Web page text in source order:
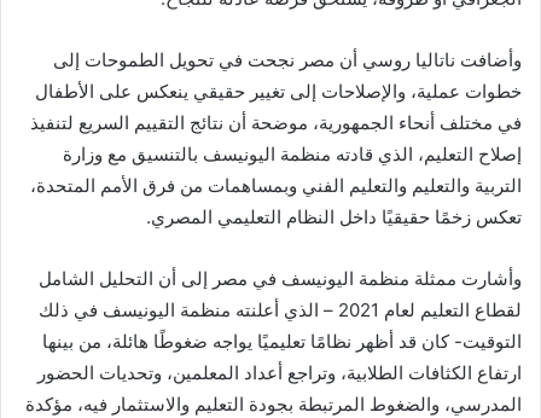
وأضافت ناتاليا روسي أن مصر نجحت في تحويل الطموحات إلى
خطوات عملية، والإصلاحات إلى تغيير حقيقي ينعكس على الأطفال
في مختلف أنحاء الجمهورية، موضحة أن نتائج التقييم السريع لتنفيذ
إصلاح التعليم، الذي قادته منظمة اليونيسف بالتنسيق مع وزارة
التربية والتعليم والتعليم الفني وبمساهمات من فرق الأمم المتحدة،
تعكس زخمًا حقيقيًا داخل النظام التعليمي المصري.
وأشارت ممثلة منظمة اليونيسف في مصر إلى أن التحليل الشامل
لقطاع التعليم لعام 2021 – الذي أعلنته منظمة اليونيسف في ذلك
التوقيت- كان قد أظهر نظامًا تعليميًا يواجه ضغوطًا هائلة، من بينها
ارتفاع الكثافات الطلابية، وتراجع أعداد المعلمين، وتحديات الحضور
المدرسي، والضغوط المرتبطة بجودة التعليم والاستثمار فيه، مؤكدة